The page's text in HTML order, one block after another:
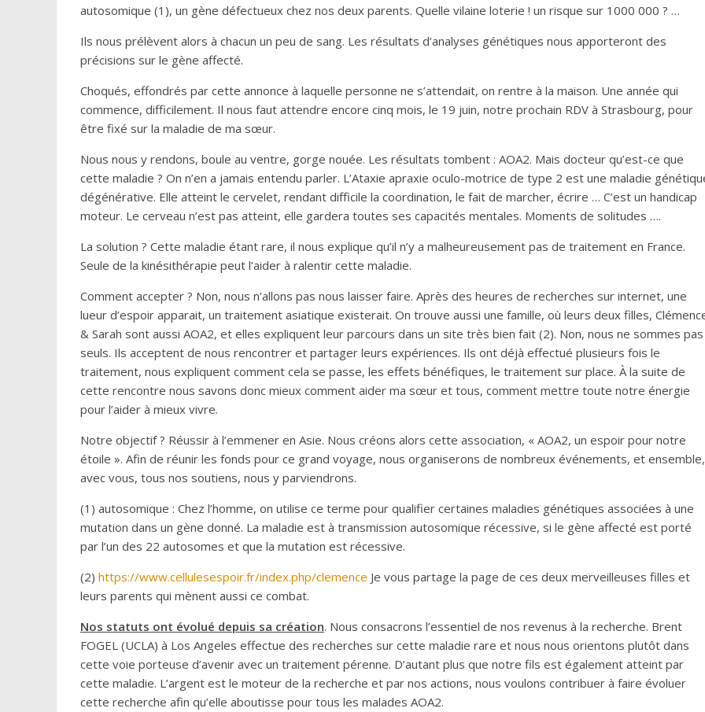
autosomique (1), un gène défectueux chez nos deux parents. Quelle vilaine loterie ! un risque sur 1000 000 ? …
Ils nous prélèvent alors à chacun un peu de sang. Les résultats d’analyses génétiques nous apporteront des
précisions sur le gène affecté.
Choqués, effondrés par cette annonce à laquelle personne ne s’attendait, on rentre à la maison. Une année qui
commence, difficilement. Il nous faut attendre encore cinq mois, le 19 juin, notre prochain RDV à Strasbourg, pour
être fixé sur la maladie de ma sœur.
Nous nous y rendons, boule au ventre, gorge nouée. Les résultats tombent : AOA2. Mais docteur qu’est-ce que
cette maladie ? On n’en a jamais entendu parler. L’Ataxie apraxie oculo-motrice de type 2 est une maladie
dégénérative. Elle atteint le cervelet, rendant difficile la coordination, le fait de marcher, écrire … C’est un handicap
moteur. Le cerveau n’est pas atteint, elle gardera toutes ses capacités mentales. Moments de solitudes ….
La solution ? Cette maladie étant rare, il nous explique qu’il n’y a malheureusement pas de traitement en France.
Seule de la kinésithérapie peut l’aider à ralentir cette maladie.
Comment accepter ? Non, nous n’allons pas nous laisser faire. Après des heures de recherches sur internet, une
lueur d’espoir apparait, un traitement asiatique existerait. On trouve aussi une famille, où leurs deux filles,
& Sarah sont aussi AOA2, et elles expliquent leur parcours dans un site très bien fait (2). Non, nous ne sommes pas
seuls. Ils acceptent de nous rencontrer et partager leurs expériences. Ils ont déjà effectué plusieurs fois le
traitement, nous expliquent comment cela se passe, les effets bénéfiques, le traitement sur place. À la suite de
cette rencontre nous savons donc mieux comment aider ma sœur et tous, comment mettre toute notre énergie
pour l’aider à mieux vivre.
Notre objectif ? Réussir à l’emmener en Asie. Nous créons alors cette association, « AOA2, un espoir pour notre
étoile ». Afin de réunir les fonds pour ce grand voyage, nous organiserons de nombreux événements, et ensemble,
avec vous, tous nos soutiens, nous y parviendrons.
(1) autosomique : Chez l’homme, on utilise ce terme pour qualifier certaines maladies génétiques associées à une
mutation dans un gène donné. La maladie est à transmission autosomique récessive, si le gène affecté est porté
par l’un des 22 autosomes et que la mutation est récessive.
(2) https://www.cellulesespoir.fr/index.php/clemence Je vous partage la page de ces deux merveilleuses filles et
leurs parents qui mènent aussi ce combat.
Nos statuts ont évolué depuis sa création. Nous consacrons l’essentiel de nos revenus à la recherche. Brent
FOGEL (UCLA) à Los Angeles effectue des recherches sur cette maladie rare et nous nous orientons plutôt dans
cette voie porteuse d’avenir avec un traitement pérenne. D’autant plus que notre fils est également atteint par
cette maladie. L’argent est le moteur de la recherche et par nos actions, nous voulons contribuer à faire évoluer
cette recherche afin qu’elle aboutisse pour tous les malades AOA2.